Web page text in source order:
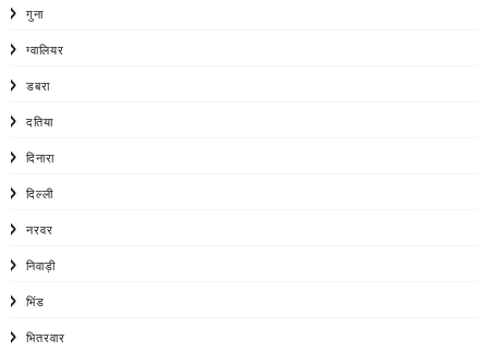
गुना
ग्वालियर
डबरा
दतिया
दिनारा
दिल्ली
नरवर
निवाड़ी
भिंड
भितरवार